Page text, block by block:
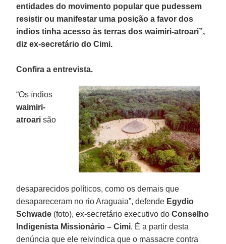
entidades do movimento popular que pudessem
resistir ou manifestar uma posição a favor dos
índios tinha acesso às terras dos waimiri-atroari”,
diz ex-secretário do Cimi.
Confira a entrevista.
“Os índios
waimiri-
atroari são
desaparecidos políticos, como os demais que
desapareceram no rio Araguaia”, defende Egydio
Schwade (foto), ex-secretário executivo doConselho
Indigenista Missionário – Cimi. É a partir desta
denúncia que ele reivindica que o massacre contra